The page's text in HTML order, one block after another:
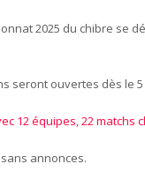
2025 du chibre se
seront ouvertes dès le
12 équipes, 22 matchs
annonces.